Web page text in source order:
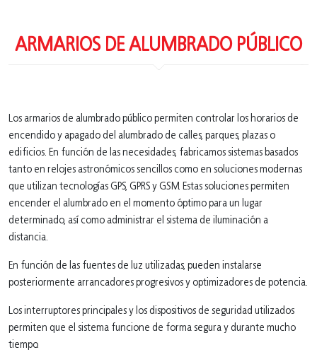
ARMARIOS DE ALUMBRADO PÚBLICO
Los armarios de alumbrado público permiten controlar los horarios de
encendido y apagado del alumbrado de calles, parques, plazas o
edificios. En función de las necesidades, fabricamos sistemas basados
tanto en relojes astronómicos sencillos como en soluciones modernas
que utilizan tecnologías GPS, GPRS y GSM. Estas soluciones permiten
encender el alumbrado en el momento óptimo para un lugar
determinado, así como administrar el sistema de iluminación a
distancia.
En función de las fuentes de luz utilizadas, pueden instalarse
posteriormente arrancadores progresivos y optimizadores de potencia.
Los interruptores principales y los dispositivos de seguridad utilizados
permiten que el sistema funcione de forma segura y durante mucho
tiempo.